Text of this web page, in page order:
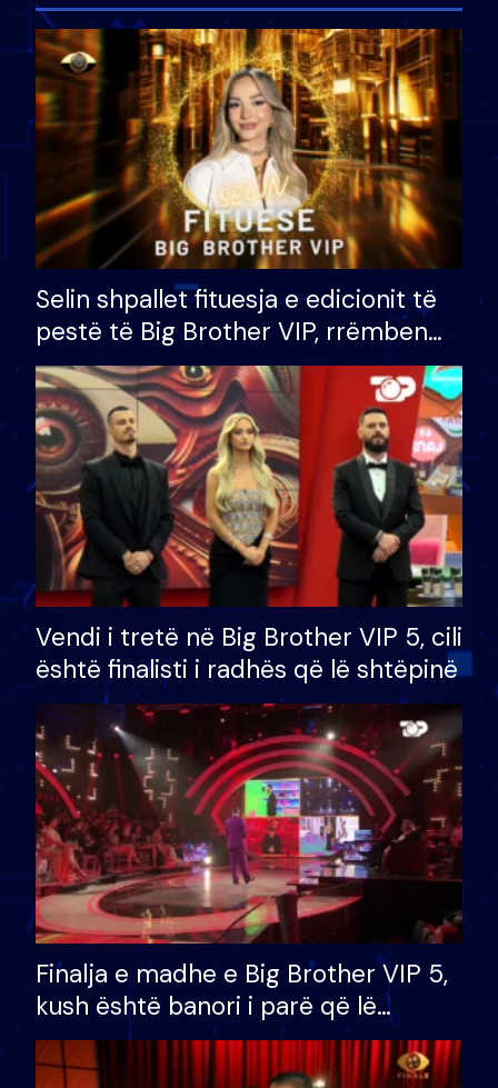
Selin shpallet fituesja e edicionit të
pestë të Big Brother VIP, rrëmben
çmimin e madh prej 100 mijë eurosh
Vendi i tretë në Big Brother VIP 5, cili
është finalisti i radhës që lë shtëpinë
Finalja e madhe e Big Brother VIP 5,
kush është banori i parë që lë
shtëpinë dhe humb mundësinë për
të fituar çmimin e madh